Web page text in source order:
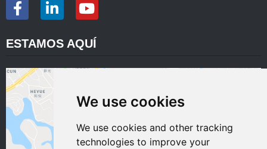
We use cookies
We use cookies and other tracking
technologies to improve your
ESTAMOS AQUÍ